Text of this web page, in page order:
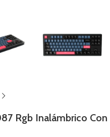
Rgb Inalámbrico Con